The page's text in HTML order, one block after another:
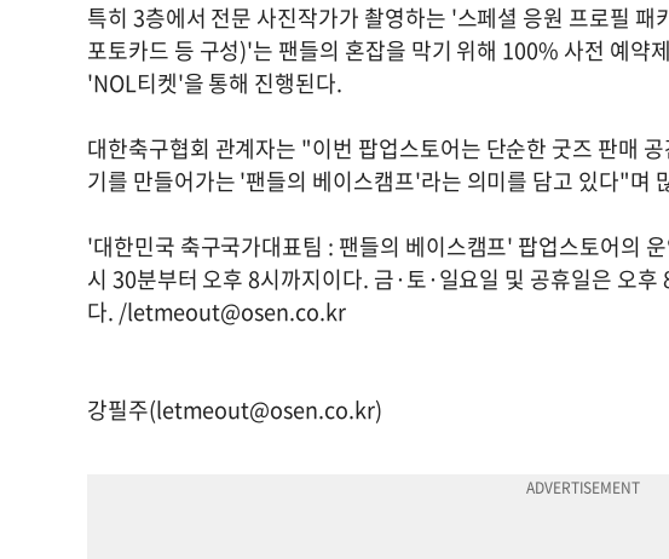
특히 3층에서 전문 사진작가가 촬영하는 '스페셜 응원 프로필
포토카드 등 구성)'는 팬들의 혼잡을 막기 위해 100% 사전 예약
'NOL티켓'을 통해 진행된다.
대한축구협회 관계자는 "이번 팝업스토어는 단순한 굿즈 판매
기를 만들어가는 '팬들의 베이스캠프'라는 의미를 담고 있다"며
'대한민국 축구국가대표팀 : 팬들의 베이스캠프' 팝업스토어의
시 30분부터 오후 8시까지이다. 금·토·일요일 및 공휴일은 오후
다. /letmeout@osen.co.kr
강필주(letmeout@osen.co.kr)